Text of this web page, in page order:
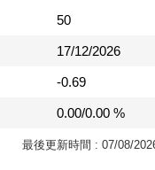
50
17/12/2026
-0.69
0.00/0.00 %
最後更新時間 : 07/08/